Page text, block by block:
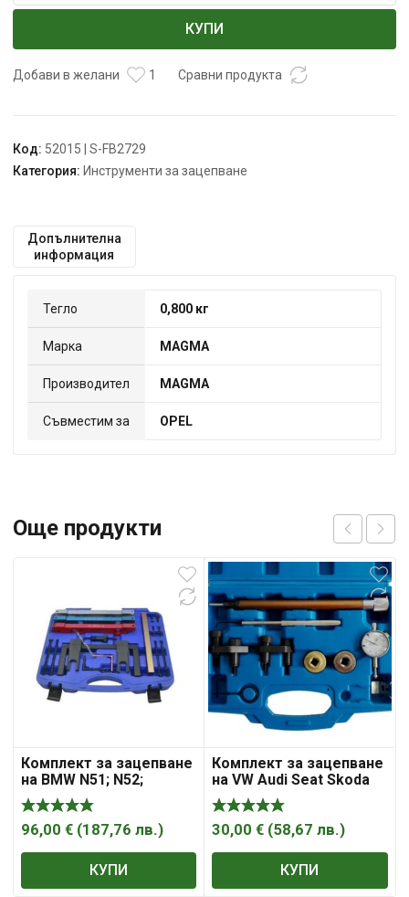
Комплект
на
MG50087
КУПИ
Добави в желани 1 Сравни продукта
Код: 52015 | S-FB2729
Категория: Инструменти за зацепване
Допълнителна
информация
Тегло 0,800 кг
Марка MAGMA
Производител MAGMA
Съвместим за OPEL
Още продукти
Комплект за зацепване
на BMW N51; N52;
N53;N54; N55, MG50820,
S-BBN4
96,00 € (187,76 лв.)
КУПИ
Комплект за зацепване
на VW Audi Seat Skoda
1.8 2.0 TSI;TFSI 4V,
MG50826 / S-X1820VAG
30,00€ (58,67лв.)
КУПИ